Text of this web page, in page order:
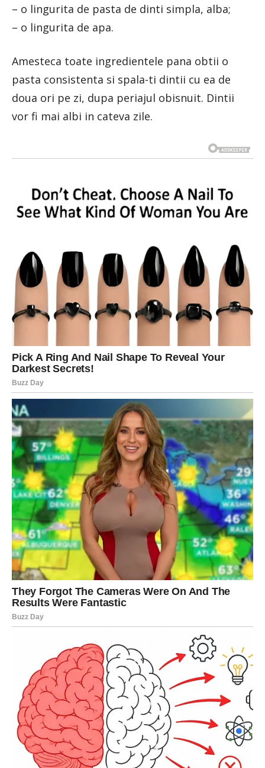
– o lingurita de pasta de dinti simpla, alba;
– o lingurita de apa.
Amesteca toate ingredientele pana obtii o
pasta consistenta si spala-ti dintii cu ea de
doua ori pe zi, dupa periajul obisnuit. Dintii
vor fi mai albi in cateva zile.